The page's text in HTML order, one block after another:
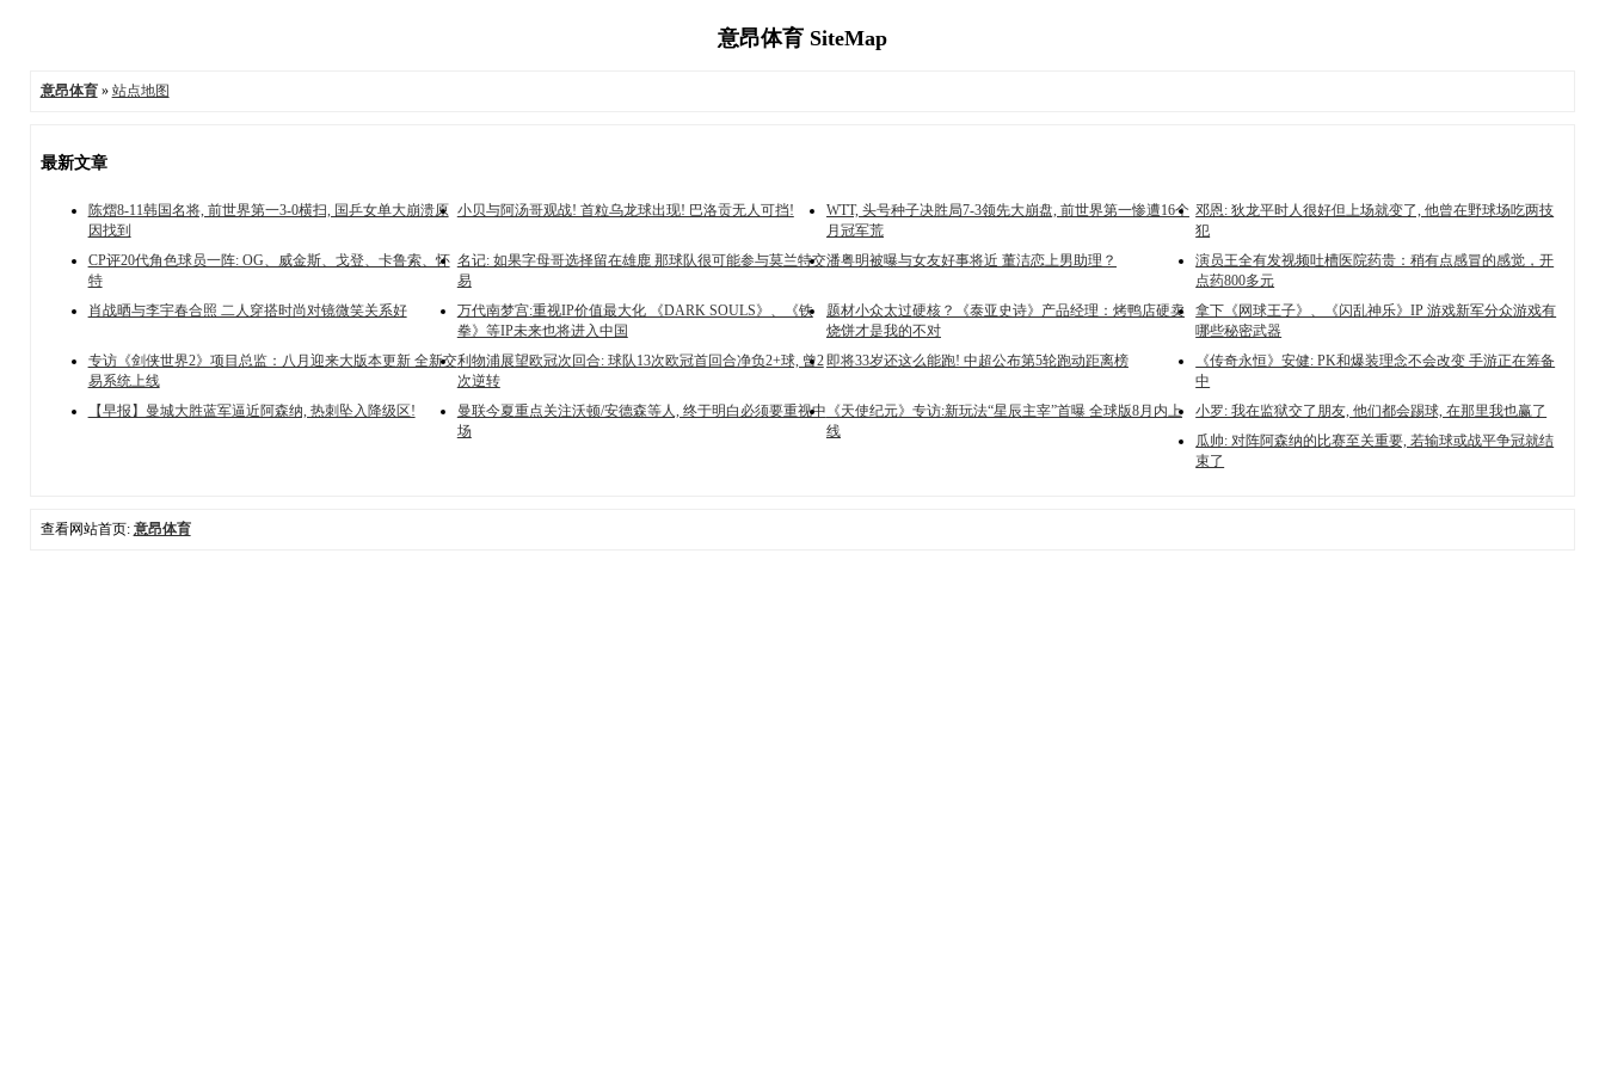
意昂体育 SiteMap
意昂体育» 站点地图
最新文章
陈熠8-11韩国名将, 前世界第一3-0横扫, 国乒女单大崩溃原
因找到
小贝与阿汤哥观战! 首粒乌龙球出现! 巴洛贡无人可挡!
WTT, 头号种子决胜局7-3领先大崩盘, 前世界第一惨遭16个
月冠军荒
邓恩: 狄龙平时人很好但上场就变了, 他曾在野球场吃两技
犯
CP评20代角色球员一阵: OG、威金斯、戈登、卡鲁索、怀
特
名记: 如果字母哥选择留在雄鹿 那球队很可能参与莫兰特交
易
潘粤明被曝与女友好事将近 董洁恋上男助理？
演员王全有发视频吐槽医院药贵：稍有点感冒的感觉，开
点药800多元
肖战晒与李宇春合照 二人穿搭时尚对镜微笑关系好
万代南梦宫:重视IP价值最大化 《DARK SOULS》、《铁
拳》等IP未来也将进入中国
题材小众太过硬核？《泰亚史诗》产品经理：烤鸭店硬卖
烧饼才是我的不对
拿下《网球王子》、《闪乱神乐》IP 游戏新军分众游戏有
哪些秘密武器
专访《剑侠世界2》项目总监：八月迎来大版本更新 全新交
易系统上线
利物浦展望欧冠次回合: 球队13次欧冠首回合净负2+球, 曾2
次逆转
即将33岁还这么能跑! 中超公布第5轮跑动距离榜
《传奇永恒》安健: PK和爆装理念不会改变 手游正在筹备
中
【早报】曼城大胜蓝军逼近阿森纳, 热刺坠入降级区!
曼联今夏重点关注沃顿/安德森等人, 终于明白必须要重视中
场
《天使纪元》专访:新玩法“星辰主宰”首曝 全球版8月内上
线
小罗: 我在监狱交了朋友, 他们都会踢球, 在那里我也赢了
瓜帅: 对阵阿森纳的比赛至关重要, 若输球或战平争冠就结
束了
查看网站首页: 意昂体育